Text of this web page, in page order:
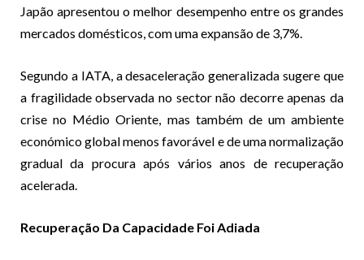
Japão apresentou o melhor desempenho entre os grandes
mercados domésticos, com uma expansão de 3,7%.
Segundo a IATA, a desaceleração generalizada sugere que
a fragilidade observada no sector não decorre apenas da
crise no Médio Oriente, mas também de um ambiente
económico global menos favorável e de uma normalização
gradual da procura após vários anos de recuperação
acelerada.
Recuperação Da Capacidade Foi Adiada